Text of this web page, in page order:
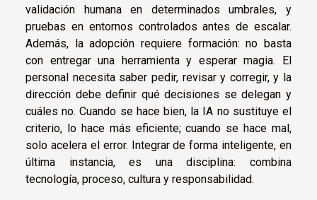
validación humana en determinados umbrales, y
pruebas en entornos controlados antes de escalar.
Además, la adopción requiere formación: no basta
con entregar una herramienta y esperar magia. El
personal necesita saber pedir, revisar y corregir, y la
dirección debe definir qué decisiones se delegan y
cuáles no. Cuando se hace bien, la IA no sustituye el
criterio, lo hace más eficiente; cuando se hace mal,
solo acelera el error. Integrar de forma inteligente, en
última instancia, es una disciplina: combina
tecnología, proceso, cultura y responsabilidad.